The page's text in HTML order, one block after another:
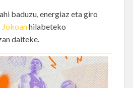
baduzu, energiaz eta giro
hilabeteko
daiteke.